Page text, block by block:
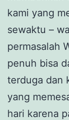
kami yang
sewaktu –
permasalah
penuh bisa
terduga dan
yang
hari karena